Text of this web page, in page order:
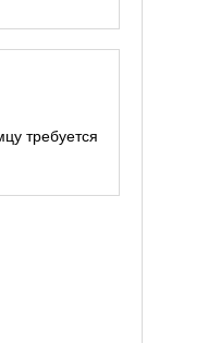
требуется